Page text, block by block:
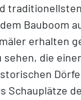
Bauboom
erhalten
die
Schauplätze